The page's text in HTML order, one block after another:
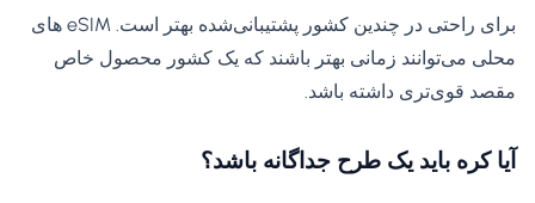
برای راحتی در چندین کشور پشتیبانی‌شده بهتر است. eSIM های
محلی می‌توانند زمانی بهتر باشند که یک کشور محصول خاص
مقصد قوی‌تری داشته باشد.
آیا کره باید یک طرح جداگانه باشد؟